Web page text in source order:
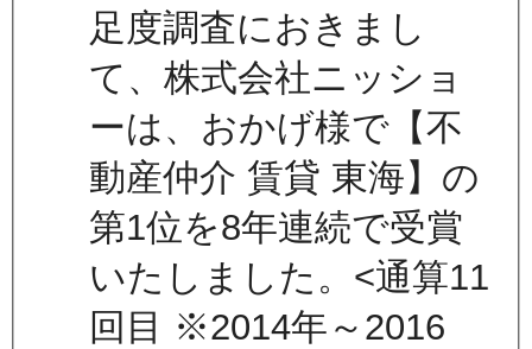
足度調査におきまし
て、株式会社ニッショ
ーは、おかげ様で【不
動産仲介 賃貸 東海】の
第1位を8年連続で受賞
いたしました。<通算11
回目 ※2014年～2016